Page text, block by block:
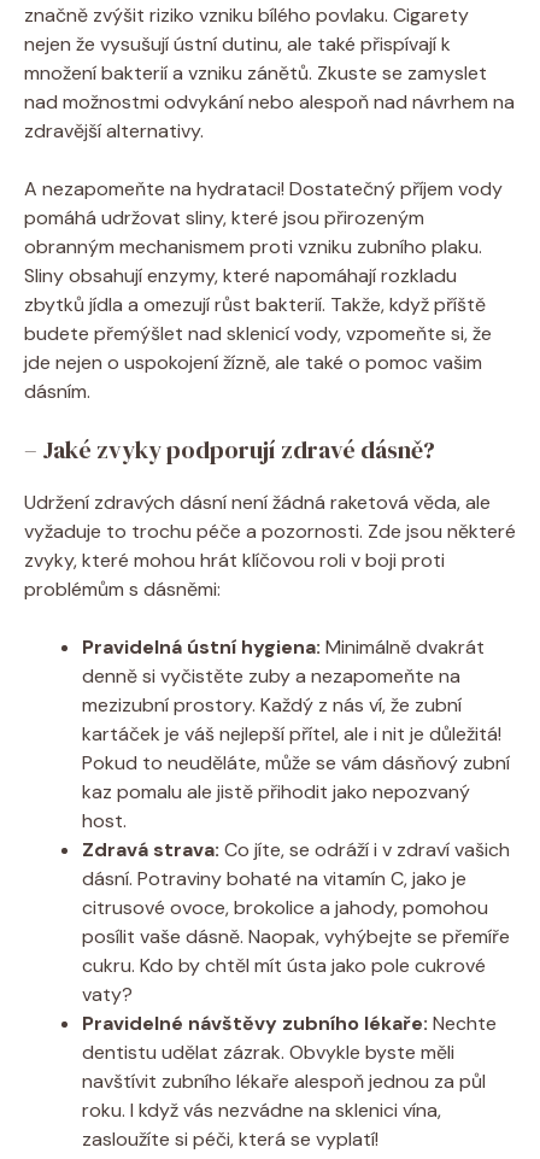
značně zvýšit riziko vzniku bílého povlaku. Cigarety
nejen že vysušují ústní dutinu, ale také přispívají k
množení bakterií a vzniku zánětů. Zkuste se zamyslet
nad možnostmi odvykání nebo alespoň nad návrhem na
zdravější alternativy.
A nezapomeňte na hydrataci! Dostatečný příjem vody
pomáhá udržovat sliny, které jsou přirozeným
obranným mechanismem proti vzniku zubního plaku.
Sliny obsahují enzymy, které napomáhají rozkladu
zbytků jídla a omezují růst bakterií. Takže, když příště
budete přemýšlet nad sklenicí vody, vzpomeňte si, že
jde nejen o uspokojení žízně, ale také o pomoc vašim
dásním.
– Jaké zvyky podporují zdravé dásně?
Udržení zdravých dásní není žádná raketová věda, ale
vyžaduje to trochu péče a pozornosti. Zde jsou některé
zvyky, které mohou hrát klíčovou roli v boji proti
problémům s dásněmi:
Pravidelná ústní hygiena: Minimálně dvakrát
denně si vyčistěte zuby a nezapomeňte na
mezizubní prostory. Každý z nás ví, že zubní
kartáček je váš nejlepší přítel, ale i nit je důležitá!
Pokud to neuděláte, může se vám dásňový zubní
kaz pomalu ale jistě přihodit jako nepozvaný
host.
Zdravá strava: Co jíte, se odráží i v zdraví vašich
dásní. Potraviny bohaté na vitamín C, jako je
citrusové ovoce, brokolice a jahody, pomohou
posílit vaše dásně. Naopak, vyhýbejte se přemíře
cukru. Kdo by chtěl mít ústa jako pole cukrové
vaty?
Pravidelné návštěvy zubního lékaře: Nechte
dentistu udělat zázrak. Obvykle byste měli
navštívit zubního lékaře alespoň jednou za půl
roku. I když vás nezvádne na sklenici vína,
zasloužíte si péči, která se vyplatí!